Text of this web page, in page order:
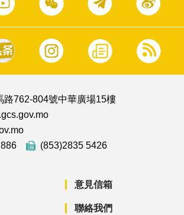
路762-804號中華廣場15樓
(853)2835 5426
意見信箱
聯絡我們